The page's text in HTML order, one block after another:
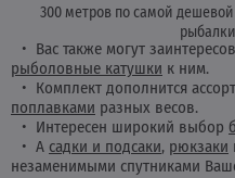
300 метров по самой
Вас также могут
рыболовные катушки к ним.
Комплект дополнится
поплавками разных весов.
Интересен широкий выбор
А садки и подсаки, рюкзаки
незаменимыми спутниками